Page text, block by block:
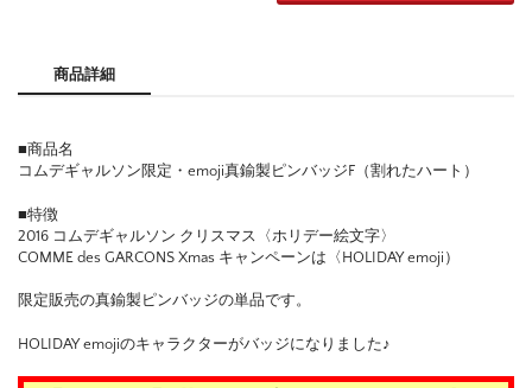
商品詳細
■商品名
コムデギャルソン限定・emoji真鍮製ピンバッジF（割れたハート）
■特徴
2016 コムデギャルソン クリスマス〈ホリデー絵文字〉
COMME des GARCONS Xmas キャンペーンは〈HOLIDAY emoji）
限定販売の真鍮製ピンバッジの単品です。
HOLIDAY emojiのキャラクターがバッジになりました♪